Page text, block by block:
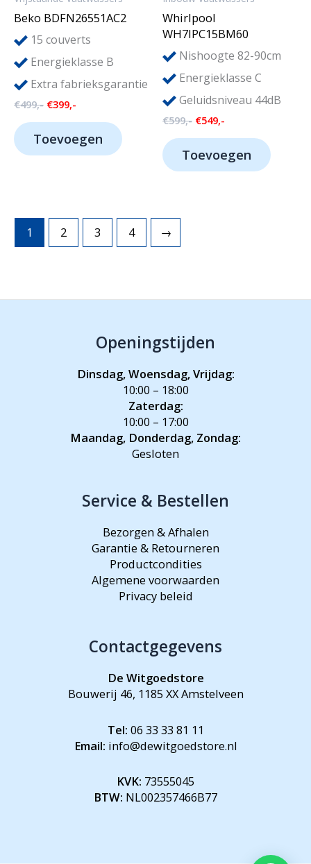
Beko BDFN26551AC2
15 couverts
Energieklasse B
Extra fabrieksgarantie
€499,- Oorspronkelijke
€499,-.
€399,-
€399,-.
Toevoegen
Whirlpool
WH7IPC15BM60
Nishoogte 82-90cm
Energieklasse C
Geluidsniveau 44dB
€599,- Oorspronkelijke
€599,-.
€549,-
€549,-.
Toevoegen
1 2 3 4 →
Openingstijden
Dinsdag, Woensdag, Vrijdag:
10:00 – 18:00
Zaterdag:
10:00 – 17:00
Maandag, Donderdag, Zondag:
Gesloten
Service & Bestellen
Bezorgen & Afhalen
Garantie & Retourneren
Productcondities
Algemene voorwaarden
Privacy beleid
Contactgegevens
De Witgoedstore
Bouwerij 46, 1185 XX Amstelveen
Tel: 06 33 33 81 11
Email: info@dewitgoedstore.nl
KVK: 73555045
BTW: NL002357466B77